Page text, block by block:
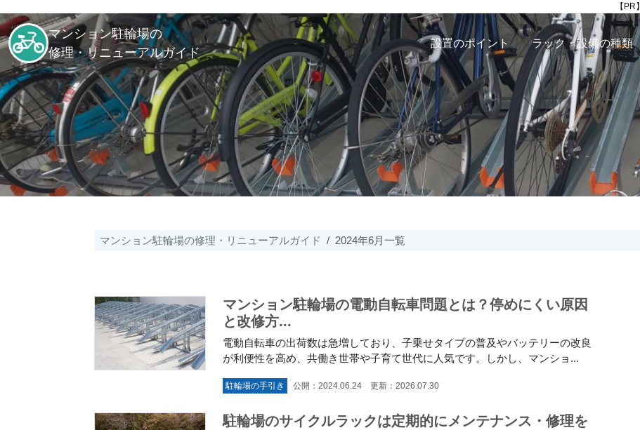
【PR】
マンション駐輪場の
修理・リニューアルガイド
設置のポイント ラック・設備の種類
マンション駐輪場の修理・リニューアルガイド 2024年6月一覧
マンション駐輪場の電動自転車問題とは？停めにくい原因
と改修方...
電動自転車の出荷数は急増しており、子乗せタイプの普及やバッテリーの改良
が利便性を高め、共働き世帯や子育て世代に人気です。しかし、マンショ...
駐輪場の手引き 公開：2024.06.24 更新：2026.07.30
駐輪場のサイクルラックは定期的にメンテナンス・修理を